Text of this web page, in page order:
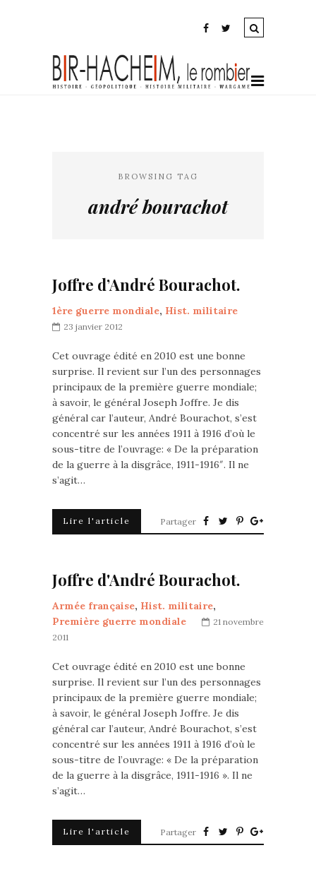
BROWSING TAG
andré bourachot
Joffre d’André Bourachot.
1ère guerre mondiale, Hist. militaire
23 janvier 2012
Cet ouvrage édité en 2010 est une bonne
surprise. Il revient sur l’un des personnages
principaux de la première guerre mondiale;
à savoir, le général Joseph Joffre. Je dis
général car l’auteur, André Bourachot, s’est
concentré sur les années 1911 à 1916 d’où le
sous-titre de l’ouvrage: « De la préparation
de la guerre à la disgrâce, 1911-1916″. Il ne
s’agit…
Lire l'article Partager
Joffre d'André Bourachot.
Armée française, Hist. militaire,
Première guerre mondiale
21 novembre
2011
Cet ouvrage édité en 2010 est une bonne
surprise. Il revient sur l’un des personnages
principaux de la première guerre mondiale;
à savoir, le général Joseph Joffre. Je dis
général car l’auteur, André Bourachot, s’est
concentré sur les années 1911 à 1916 d’où le
sous-titre de l’ouvrage: « De la préparation
de la guerre à la disgrâce, 1911-1916 ». Il ne
s’agit…
Lire l'article Partager